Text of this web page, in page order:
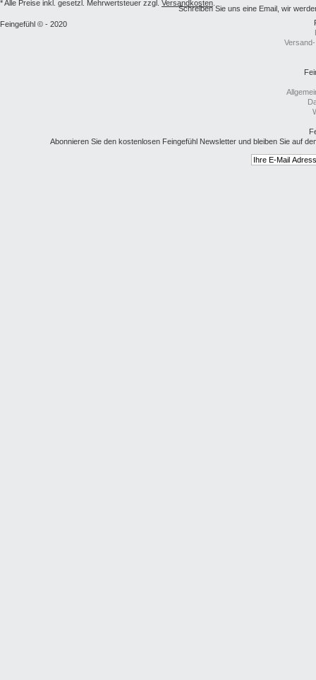
Schreiben Sie uns eine Email, wir
Abonnieren Sie den kostenlosen Feingefühl Newsletter und bleiben Sie auf
* Alle Preise inkl. gesetzl. Mehrwertsteuer zzgl. Versandkosten
Feingefühl © - 2020